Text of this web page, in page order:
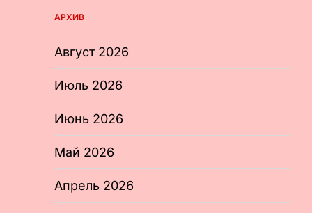
АРХИВ
Август 2026
Июль 2026
Июнь 2026
Май 2026
Апрель 2026